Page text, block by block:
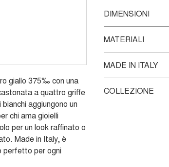
giallo 375‰ con una
a quattro griffe
aggiungono un
chi ama gioielli
per un look raffinato o
Made in Italy, è
perfetto per ogni
DIMENSIONI
MATERIALI
MADE IN ITALY
dei nostri Maestri
COLLEZIONE